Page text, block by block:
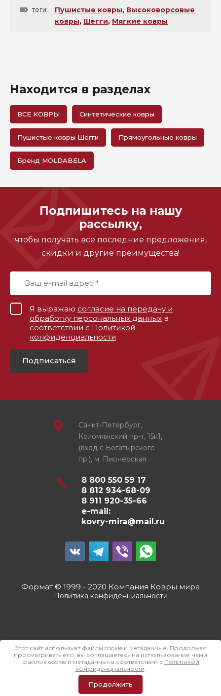
теги: Пушистые ковры, Высоковорсовые
ковры, Шегги, Мягкие ковры
Находится в разделах
ВСЕ КОВРЫ Синтетические ковры
Пушистые ковры Шегги Прямоугольные ковры
Бренд MOLDABELA
Подпишитесь на нашу
рассылку,
чтобы получать все последние предложения,
скидки и другие преимущества!
Я выражаю согласие на передачу и
обработку персональных данных в
соответствии с Политикой
конфиденциальности
Подписаться
Санкт-Петербург,
Коломяжский пр-т, 15к1,
(вход с Богатырского
пр.), м. Пионерская
8 800 550 59 17
8 812 934-68-09
8 911 920-35-66
e-mail:
kovry-mira@mail.ru
Формат © 1999 - 2020 Компания Ковры мира
Политика конфиденциальности
Мегагрупп.ру.
Этот сайт использует файлы cookie и метаданные. Продолжая
просматривать его, вы соглашаетесь на использование нами
файлов cookie и метаданных в соответствии с Политикой
конфиденциальности.
Продолжить